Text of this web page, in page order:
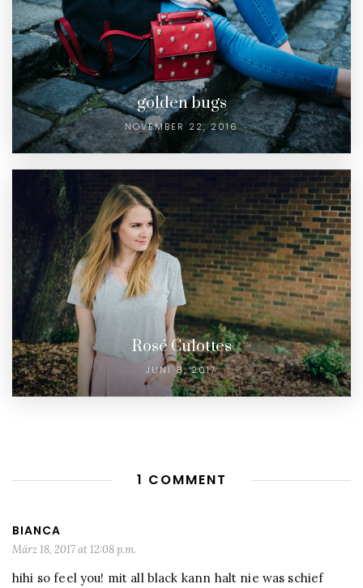
golden bugs
NOVEMBER 22, 2016
Rosé Culottes
JUNI 8, 2017
1 COMMENT
BIANCA
März 18, 2017 at 12:08 p.m.
hihi so feel you! mit all black kann halt nie was schief